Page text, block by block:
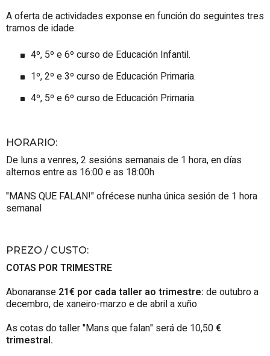
A oferta de actividades exponse en función do seguintes tres
tramos de idade.
4º, 5º e 6º curso de Educación Infantil.
1º, 2º e 3º curso de Educación Primaria.
4º, 5º e 6º curso de Educación Primaria.
HORARIO:
De luns a venres, 2 sesións semanais de 1 hora, en días
alternos entre as 16:00 e as 18:00h
"MANS QUE FALAN!" ofrécese nunha única sesión de 1 hora
semanal
PREZO / CUSTO:
COTAS POR TRIMESTRE
Abonaranse 21€ por cada taller ao trimestre: de outubro a
decembro, de xaneiro-marzo e de abril a xuño
As cotas do taller "Mans que falan" será de 10,50€
trimestral.